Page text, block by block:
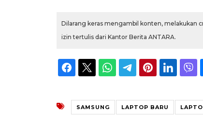
Dilarang keras mengambil konten, melakukan
izin tertulis dari Kantor Berita ANTARA.
SAMSUNG LAPTOP BARU